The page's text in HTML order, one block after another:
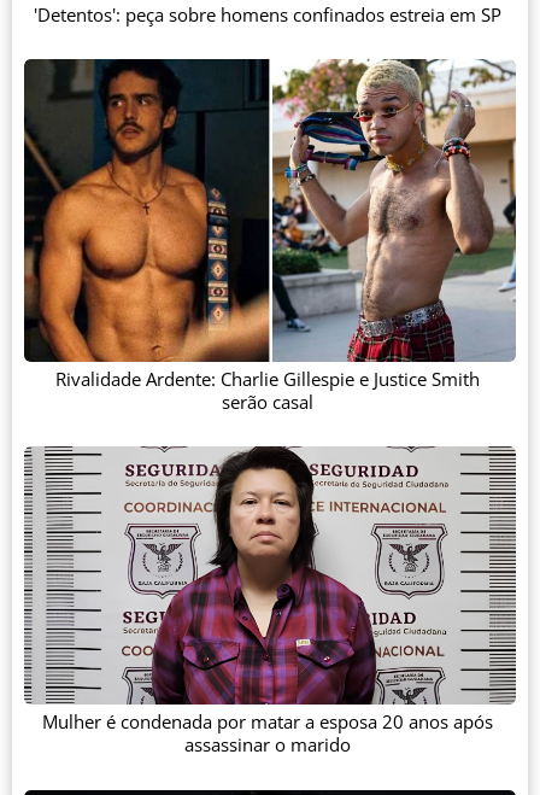
'Detentos': peça sobre homens confinados estreia em SP
Rivalidade Ardente: Charlie Gillespie e Justice Smith
serão casal
Mulher é condenada por matar a esposa 20 anos após
assassinar o marido